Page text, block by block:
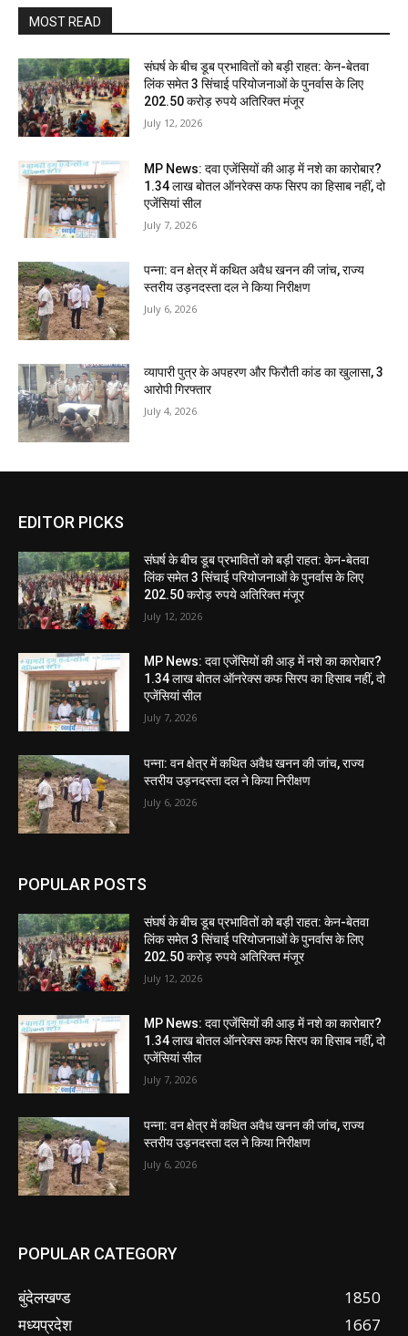
MOST READ
संघर्ष के बीच डूब प्रभावितों को बड़ी राहत: केन-बेतवा
लिंक समेत 3 सिंचाई परियोजनाओं के पुनर्वास के लिए
202.50 करोड़ रुपये अतिरिक्त मंजूर
July 12, 2026
MP News: दवा एजेंसियों की आड़ में नशे का कारोबार?
1.34 लाख बोतल ऑनरेक्स कफ सिरप का हिसाब नहीं, दो
एजेंसियां सील
July 7, 2026
पन्ना: वन क्षेत्र में कथित अवैध खनन की जांच, राज्य
स्तरीय उड़नदस्ता दल ने किया निरीक्षण
July 6, 2026
व्यापारी पुत्र के अपहरण और फिरौती कांड का खुलासा, 3
आरोपी गिरफ्तार
July 4, 2026
EDITOR PICKS
संघर्ष के बीच डूब प्रभावितों को बड़ी राहत: केन-बेतवा
लिंक समेत 3 सिंचाई परियोजनाओं के पुनर्वास के लिए
202.50 करोड़ रुपये अतिरिक्त मंजूर
July 12, 2026
MP News: दवा एजेंसियों की आड़ में नशे का कारोबार?
1.34 लाख बोतल ऑनरेक्स कफ सिरप का हिसाब नहीं, दो
एजेंसियां सील
July 7, 2026
पन्ना: वन क्षेत्र में कथित अवैध खनन की जांच, राज्य
स्तरीय उड़नदस्ता दल ने किया निरीक्षण
July 6, 2026
POPULAR POSTS
संघर्ष के बीच डूब प्रभावितों को बड़ी राहत: केन-बेतवा
लिंक समेत 3 सिंचाई परियोजनाओं के पुनर्वास के लिए
202.50 करोड़ रुपये अतिरिक्त मंजूर
July 12, 2026
MP News: दवा एजेंसियों की आड़ में नशे का कारोबार?
1.34 लाख बोतल ऑनरेक्स कफ सिरप का हिसाब नहीं, दो
एजेंसियां सील
July 7, 2026
पन्ना: वन क्षेत्र में कथित अवैध खनन की जांच, राज्य
स्तरीय उड़नदस्ता दल ने किया निरीक्षण
July 6, 2026
POPULAR CATEGORY
बुंदेलखण्ड
1850
मध्यप्रदेश
1667